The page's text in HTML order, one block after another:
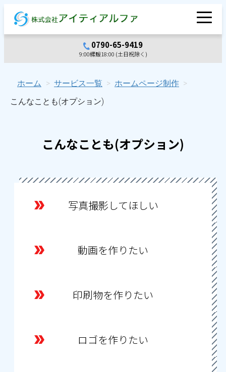
を
0790-65-9419
9:00縲鰀18:00 (土日祝除く)
ホーム > サービス一覧 > ホームページ制作 >
こんなことも(オプション)
こんなことも(オプション)
写真撮影してほしい
動画を作りたい
印刷物を作りたい
ロゴを作りたい